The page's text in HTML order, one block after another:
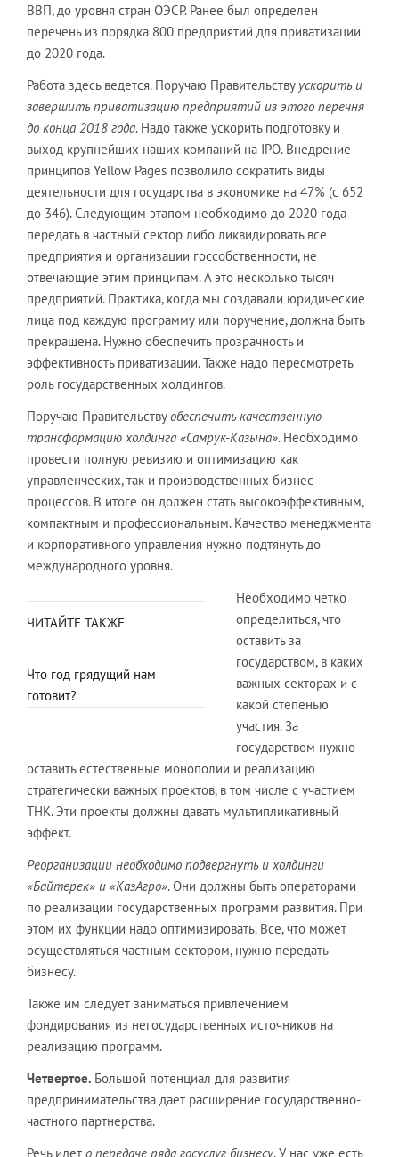
ВВП, до уровня стран ОЭСР. Ранее был определен
перечень из порядка 800 предприятий для приватизации
до 2020 года.
Работа здесь ведется. Поручаю Правительству ускорить и
завершить приватизацию предприятий из этого перечня
до конца 2018 года. Надо также ускорить подготовку и
выход крупнейших наших компаний на IPO. Внедрение
принципов Yellow Pages позволило сократить виды
деятельности для государства в экономике на 47% (с 652
до 346). Следующим этапом необходимо до 2020 года
передать в частный сектор либо ликвидировать все
предприятия и организации госсобственности, не
отвечающие этим принципам. А это несколько тысяч
предприятий. Практика, когда мы создавали юридические
лица под каждую программу или поручение, должна быть
прекращена. Нужно обеспечить прозрачность и
эффективность приватизации. Также надо пересмотреть
роль государственных холдингов.
Поручаю Правительствуобеспечить качественную
трансформацию холдинга «Самрук-Казына». Необходимо
провести полную ревизию и оптимизацию как
управленческих, так и производственных бизнес-
процессов. В итоге он должен стать высокоэффективным,
компактным и профессиональным. Качество менеджмента
и корпоративного управления нужно подтянуть до
международного уровня.
ЧИТАЙТЕ ТАКЖЕ
Что год грядущий нам
готовит?
Необходимо четко
определиться, что
оставить за
государством, в каких
важных секторах и с
какой степенью
участия. За
государством нужно
оставить естественные монополии и реализацию
стратегически важных проектов, в том числе с участием
ТНК. Эти проекты должны давать мультипликативный
эффект.
Реорганизации необходимо подвергнуть и холдинги
«Байтерек» и «КазАгро». Они должны быть операторами
по реализации государственных программ развития. При
этом их функции надо оптимизировать. Все, что может
осуществляться частным сектором, нужно передать
бизнесу.
Также им следует заниматься привлечением
фондирования из негосударственных источников на
реализацию программ.
Четвертое. Большой потенциал для развития
предпринимательства дает расширение государственно-
частного партнерства.
Речь идет о передаче ряда госуслуг бизнесу. У нас уже есть